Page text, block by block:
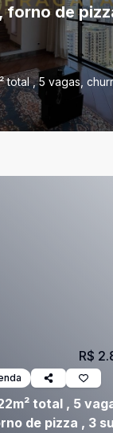
forno de
total , 5 vagas,
total , 5
de pizza , 3
R$